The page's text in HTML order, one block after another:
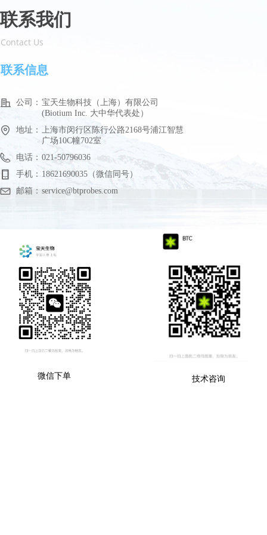
联系我们
Contact Us
联系信息
公司： 宝天生物科技（上海）有限公司
(Biotium Inc. 大中华代表处）
地址： 上海市闵行区陈行公路2168号浦江智慧
广场10C幢702室
电话： 021-50796036
手机： 18621690035（微信同号）
邮箱： service@btprobes.com
微信下单 技术咨询